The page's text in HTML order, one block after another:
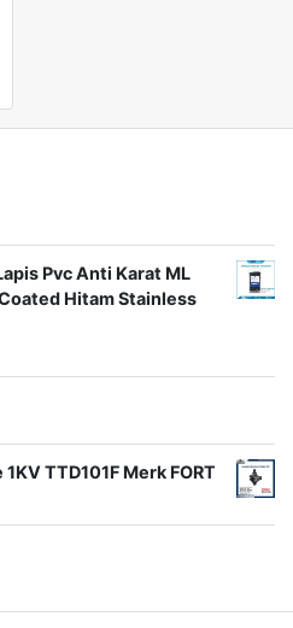
Pvc Anti Karat ML
Hitam Stainless
TTD101F Merk FORT